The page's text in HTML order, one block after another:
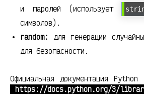
и паролей (использует
символов).
random:
для генерации
для безопасности.
Официальная документация
https://docs.python.org/3/